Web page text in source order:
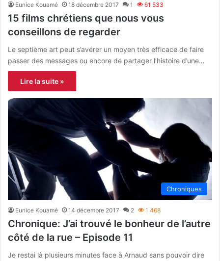
Eunice Kouamé 18 décembre 2017 1 61 533
15 films chrétiens que nous vous
conseillons de regarder
Le septième art peut s’avérer un moyen très efficace de faire
passer des messages ou encore de partager l’histoire d’une…
Lire la suite »
Chroniques
Eunice Kouamé 14 décembre 2017 2 1 468
Chronique: J’ai trouvé le bonheur de l’autre
côté de la rue – Episode 11
Je restai là plusieurs minutes face à Arnaud sans pouvoir dire